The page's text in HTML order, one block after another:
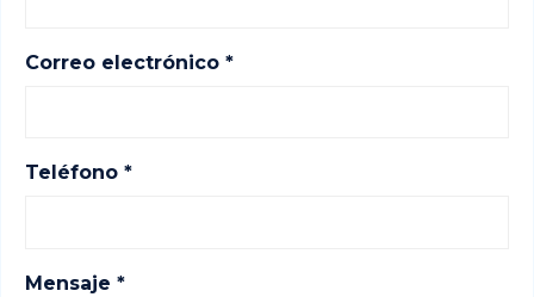
Correo electrónico *
Teléfono *
Mensaje *